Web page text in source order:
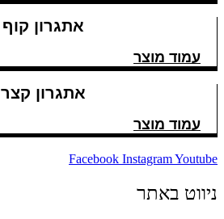
אתגרון קוף
עמוד מוצר
אתגרון קצר
עמוד מוצר
Facebook InstagramYoutube
ניווט באתר